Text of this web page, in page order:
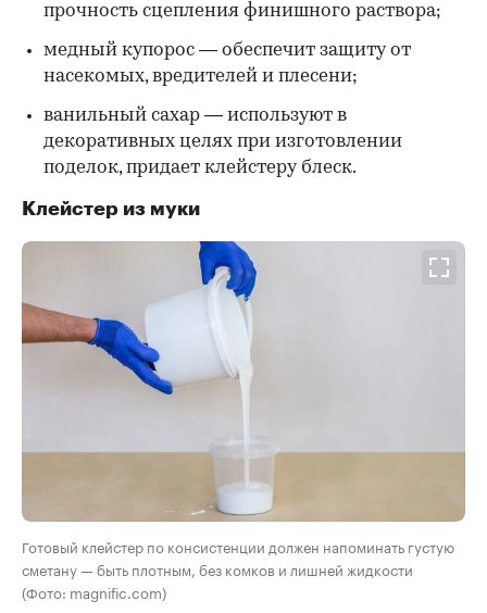
прочность сцепления финишного раствора;
медный купорос — обеспечит защиту от
насекомых, вредителей и плесени;
ванильный сахар — используют в
декоративных целях при изготовлении
поделок, придает клейстеру блеск.
Клейстер из муки
Готовый клейстер по консистенции должен напоминать густую
сметану — быть плотным, без комков и лишней жидкости
(Фото: magnific.com)